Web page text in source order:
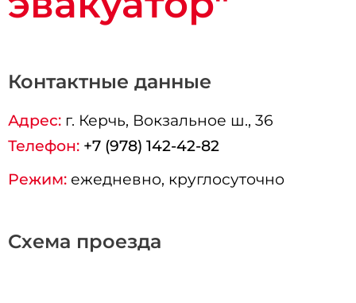
Схема проезда
Контактные данные
Адрес: г. Керчь, Вокзальное ш., 36
Телефон: +7 (978) 142-42-82
Режим: ежедневно, круглосуточно